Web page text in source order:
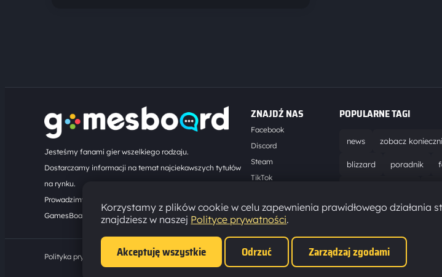
Jesteśmy fanami gier wszelkiego rodzaju.
Dostarczamy informacji na temat najciekawszych tytułów
na rynku.
Prowadzimy turnieje online. Działamy od 2008 roku.
GamesBoard.pl © 2026
ZNAJDŹ NAS
Facebook
Discord
Steam
TikTok
POPULARNE TAGI
news zobacz
blizzard poradnik
aktualizacja pc
Polityka prywatności · Ustawienia cookies
Korzystamy z plików cookie w celu zapewnienia prawidłowego działania
znajdziesz w naszej Polityce prywatności.
Akceptuję wszystkie Odrzuć Zarządzaj zgodami